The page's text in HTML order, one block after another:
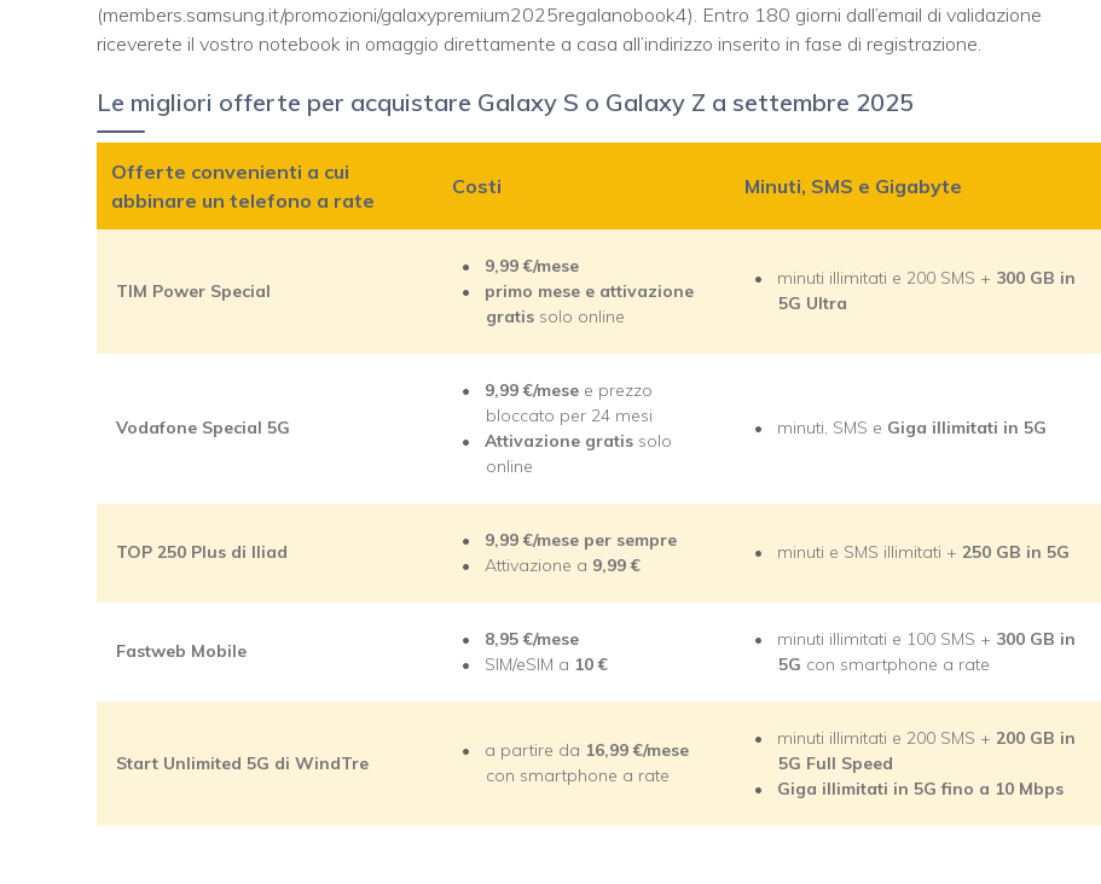
(members.samsung.it/promozioni/galaxypremium2025regalanobook4). Entro 180 giorni dall’email di validazione
riceverete il vostro notebook in omaggio direttamente a casa all’indirizzo inserito in fase di registrazione.
Le migliori offerte per acquistare Galaxy S o Galaxy Z a settembre 2025
Offerte convenienti a cui
abbinare un telefono a rate
Costi Minuti, SMS e Gigabyte
TIM Power Special
9,99€/mese
primo mese e attivazione
gratis solo online
minuti illimitati e 200 SMS + 300 GB in
5G Ultra
Vodafone Special 5G
9,99 €/mese e prezzo
bloccato per 24 mesi
Attivazione gratis solo
online
minuti, SMS e Giga illimitati in 5G
TOP 250 Plus di Iliad
9,99€/mese per sempre
Attivazione a 9,99€
minuti e SMS illimitati + 250 GB in 5G
Fastweb Mobile
8,95€/mese
SIM/eSIM a 10€
minuti illimitati e 100 SMS + 300 GB in
5G con smartphone a rate
Start Unlimited 5G di WindTre
a partire da 16,99 €/mese
con smartphone a rate
minuti illimitati e 200 SMS + 200 GB in
5G Full Speed
Giga illimitati in 5G fino a 10 Mbps